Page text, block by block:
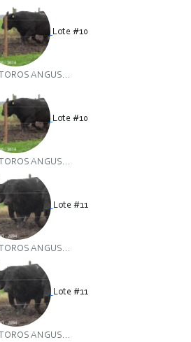
Lote #10
TOROS ANGUS...
Lote #10
TOROS ANGUS...
Lote #11
TOROS ANGUS...
Lote #11
TOROS ANGUS...